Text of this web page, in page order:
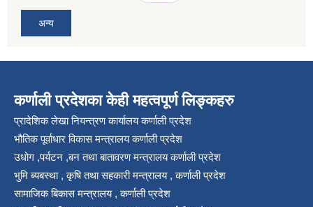
अन्य
कर्णाली प्रदेशका केही महत्वपूर्ण लिङ्कहरु
प्रादेशिक लेखा नियन्त्रण कार्यालय कर्णाली प्रदेश
भौतिक पूर्वाधार विकास मन्त्रालय कर्णाली प्रदेश
उधोग ,पर्यटन ,बन तथा बातावरण मन्त्रालय कर्णाली प्रदेश
भुमि ब्यबस्था , कृषि तथा सहकारी मन्त्रालय , कर्णाली प्रदेश
सामाजिक बिकास मन्त्रालय , कर्णाली प्रदेश